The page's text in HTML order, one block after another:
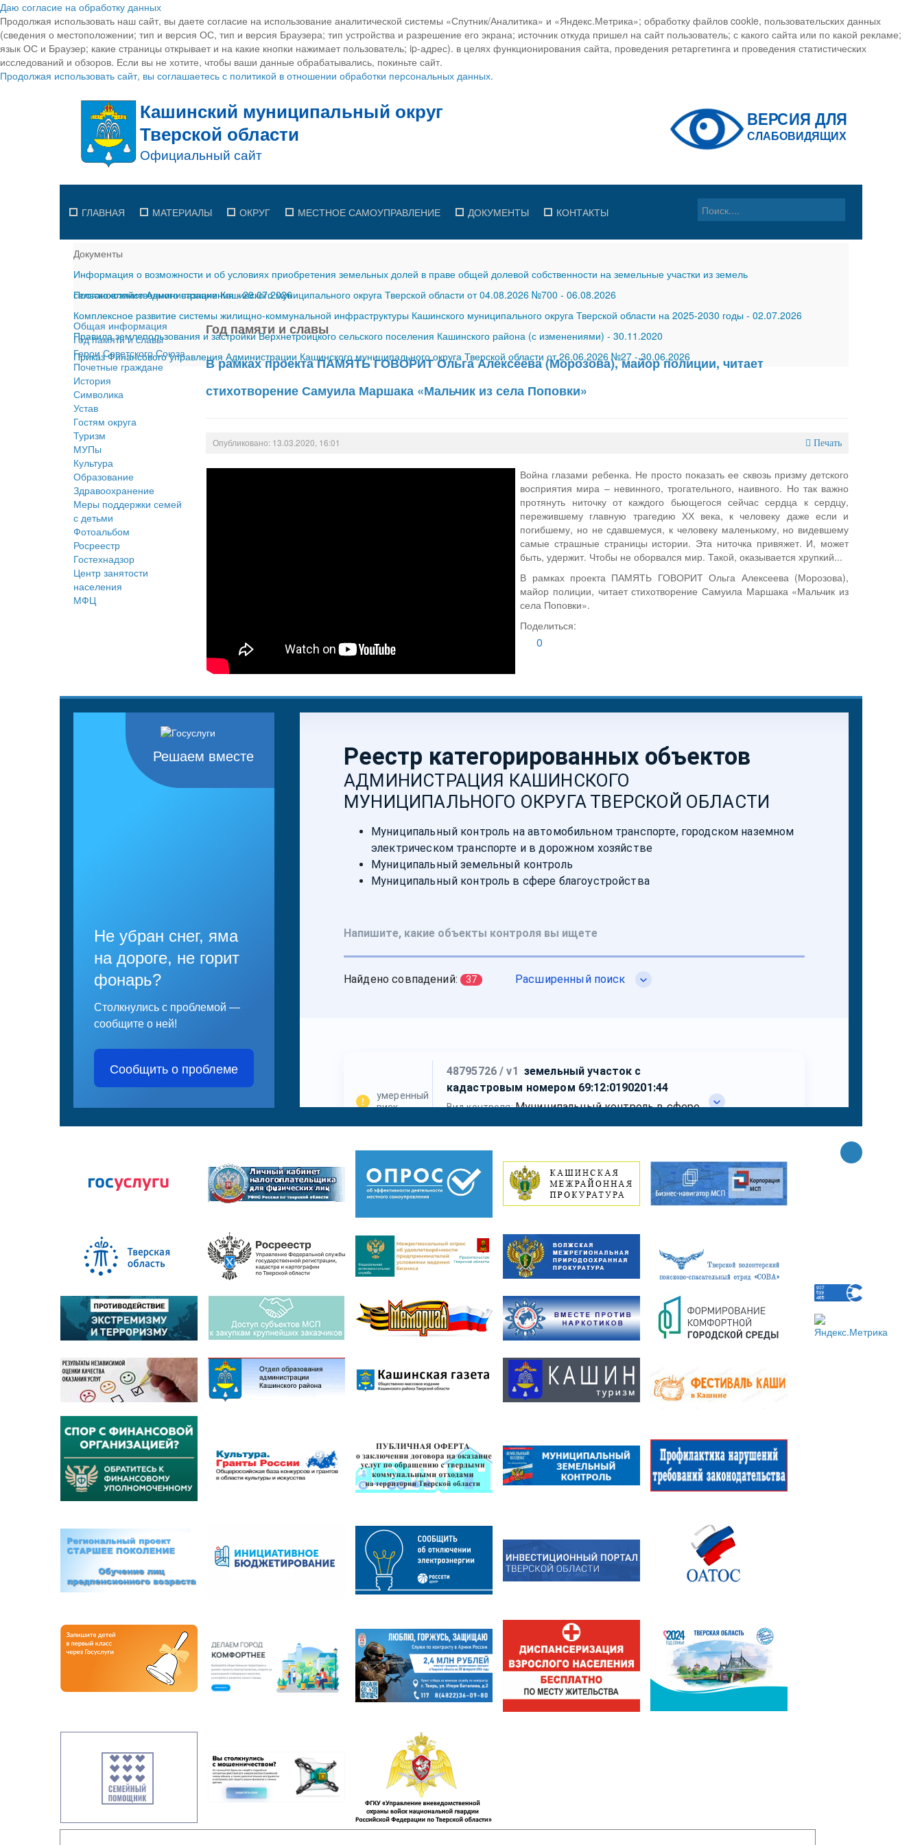
Даю согласие на обработку данных
Продолжая использовать наш сайт, вы даете согласие на использование аналитической системы «Спутник/Аналитика» и «Яндекс.Метрика»; обработку файлов cookie, пользовательских данных
(сведения о местоположении; тип и версия ОС, тип и версия Браузера; тип устройства и разрешение его экрана; источник откуда пришел на сайт пользователь; с какого сайта или по какой рекламе;
язык ОС и Браузер; какие страницы открывает и на какие кнопки нажимает пользователь; ip-адрес). в целях функционирования сайта, проведения ретаргетинга и проведения статистических
исследований и обзоров. Если вы не хотите, чтобы ваши данные обрабатывались, покиньте сайт.
Продолжая использовать сайт, вы соглашаетесь с политикой в отношении обработки персональных данных.
ГЛАВНАЯ МАТЕРИАЛЫ ОКРУГ МЕСТНОЕ САМОУПРАВЛЕНИЕ ДОКУМЕНТЫ КОНТАКТЫ
Документы
Информация о возможности и об условиях приобретения земельных долей в праве общей долевой собственности на земельные участки из земель
сельскохозяйственного назначения-29.07.2026
Постановление Администрации Кашинского муниципального округа Тверской области от 04.08.2026 №700 - 06.08.2026
Комплексное развитие системы жилищно-коммунальной инфраструктуры Кашинского муниципального округа Тверской области на 2025-2030 годы - 02.07.2026
Правила землепользования и застройки Верхнетроицкого сельского поселения Кашинского района (с изменениями) - 30.11.2020
Приказ Финансового управления Администрации Кашинского муниципального округа Тверской области от 26.06.2026 №27 -30.06.2026
Общая информация
Год памяти и славы
Герои Советского Союза
Почетные граждане
История
Символика
Устав
Гостям округа
Туризм
МУПы
Культура
Образование
Здравоохранение
Меры поддержки семей
с детьми
Фотоальбом
Росреестр
Гостехнадзор
Центр занятости
населения
МФЦ
Год памяти и славы
В рамках проекта ПАМЯТЬ ГОВОРИТ Ольга Алексеева (Морозова), майор полиции, читает
стихотворение Самуила Маршака «Мальчик из села Поповки»
Опубликовано: 13.03.2020, 16:01 Печать
Война глазами ребенка. Не просто показать ее сквозь призму детского
восприятия мира – невинного, трогательного, наивного. Но так важно
протянуть ниточку от каждого бьющегося сейчас сердца к сердцу,
пережившему главную трагедию ХХ века, к человеку даже если и
погибшему, но не сдавшемуся, к человеку маленькому, но видевшему
самые страшные страницы истории. Эта ниточка привяжет. И, может
быть, удержит. Чтобы не оборвался мир. Такой, оказывается хрупкий...
В рамках проекта ПАМЯТЬ ГОВОРИТ Ольга Алексеева (Морозова),
майор полиции, читает стихотворение Самуила Маршака «Мальчик из
села Поповки».
Поделиться:
0
Решаем вместе
Не убран снег, яма
на дороге, не горит
фонарь?
Столкнулись с проблемой —
сообщите о ней!
Сообщить о проблеме